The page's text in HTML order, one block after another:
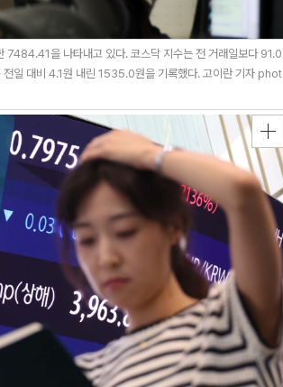
을 나타내고 있다. 코스닥 지수는 전 거래일보다 91.0
일 대비 4.1원 내린 1535.0원을 기록했다. 고이란 기자 phot